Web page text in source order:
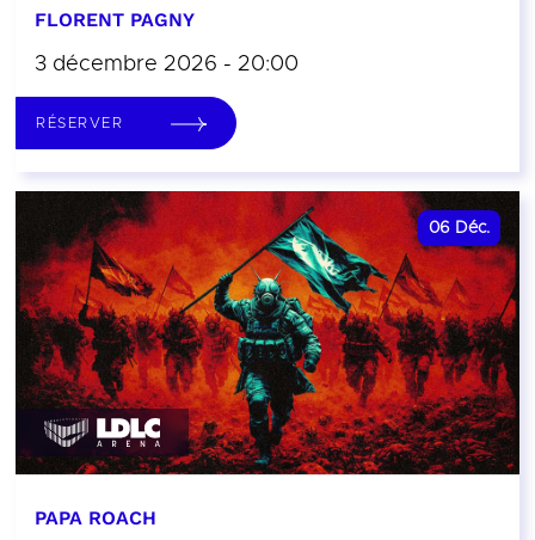
FLORENT PAGNY
3 décembre 2026 - 20:00
RÉSERVER
06 Déc.
PAPA ROACH